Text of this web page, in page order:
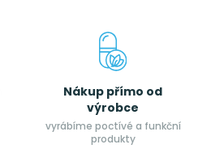
Nákup přímo od
výrobce
vyrábíme poctívé a funkční
produkty